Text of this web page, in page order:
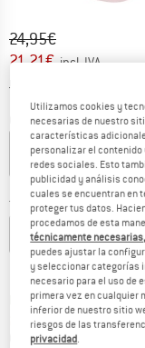
Precio original :
24,95€
Precio:
21,21€ incl. IVA
Color:Orchid / Bloom
Talla: EU43-46
EU35-38,5 EU
Guía de tallas
Plazo de entrega: 5-7
¡Solo queda uno
Cantidad:
Utilizamos cookies y
necesarias de nuestro
características
personalizar el
redes sociales. Esto
publicidad y análisis
cuales se encuentran en
proteger tus datos.
procedamos de esta
técnicamente
puedes ajustar la
y seleccionar categorías
necesario para el uso de
primera vez en cualquier
inferior de nuestro sitio
riesgos de las
privacidad.